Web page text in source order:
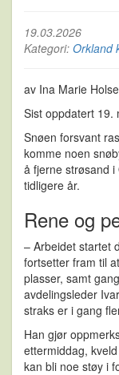
19.03.2026
Kategori: Orkland
av Ina Marie
Sist oppdatert 19.
Snøen forsvant
komme noen
å fjerne strøsand
tidligere år.
Rene og
– Arbeidet startet
fortsetter fram til
plasser, samt
avdelingsleder
straks er i gang
Han gjør
ettermiddag,
kan bli noe støy i